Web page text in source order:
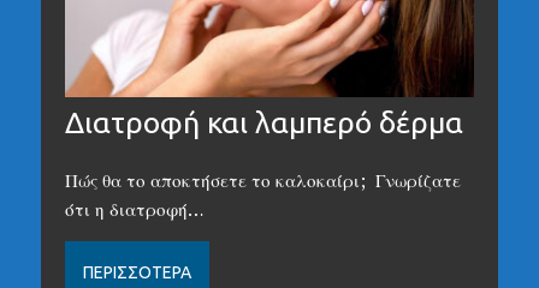
Διατροφή και λαμπερό δέρμα
Πώς θα το αποκτήσετε το καλοκαίρι; Γνωρίζατε
ότι η διατροφή…
ΠΕΡΙΣΣΌΤΕΡΑ